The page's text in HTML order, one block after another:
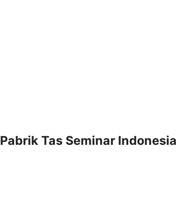
Pabrik Tas Seminar Indonesia